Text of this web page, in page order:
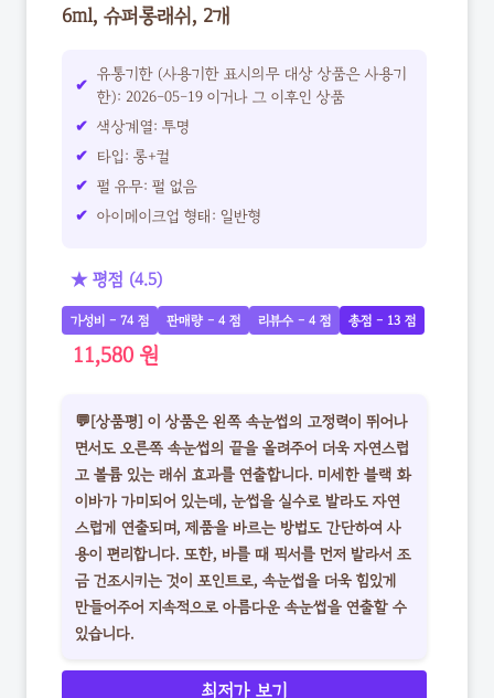
6ml, 슈퍼롱래쉬, 2개
유통기한 (사용기한 표시의무 대상 상품은 사용기
한): 2026-05-19 이거나 그 이후인 상품
색상계열: 투명
타입: 롱+컬
펄 유무: 펄 없음
아이메이크업 형태: 일반형
★ 평점 (4.5)
가성비 - 74 점 판매량 - 4 점 리뷰수 - 4 점 총점 - 13 점
11,580 원
💬[상품평] 이 상품은 왼쪽 속눈썹의 고정력이 뛰어나
면서도 오른쪽 속눈썹의 끝을 올려주어 더욱 자연스럽
고 볼륨 있는 래쉬 효과를 연출합니다. 미세한 블랙 화
이바가 가미되어 있는데, 눈썹을 실수로 발라도 자연
스럽게 연출되며, 제품을 바르는 방법도 간단하여 사
용이 편리합니다. 또한, 바를 때 픽서를 먼저 발라서 조
금 건조시키는 것이 포인트로, 속눈썹을 더욱 힘있게
만들어주어 지속적으로 아름다운 속눈썹을 연출할 수
있습니다.
최저가 보기